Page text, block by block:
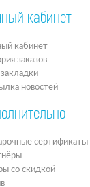
кабинет
кабинет
заказов
новостей
сертификаты
со скидкой